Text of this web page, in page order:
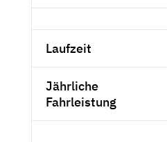
Laufzeit
Jährliche
Fahrleistung